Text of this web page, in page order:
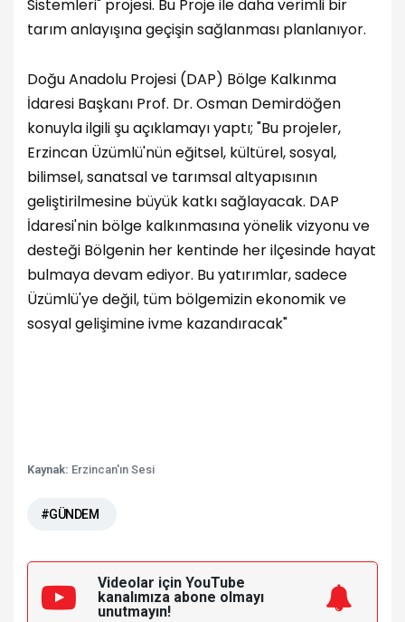
Sistemleri" projesi. Bu Proje ile daha verimli bir
tarım anlayışına geçişin sağlanması planlanıyor.
Doğu Anadolu Projesi (DAP) Bölge Kalkınma
İdaresi Başkanı Prof. Dr. Osman Demirdöğen
konuyla ilgili şu açıklamayı yaptı; "Bu projeler,
Erzincan Üzümlü'nün eğitsel, kültürel, sosyal,
bilimsel, sanatsal ve tarımsal altyapısının
geliştirilmesine büyük katkı sağlayacak. DAP
İdaresi'nin bölge kalkınmasına yönelik vizyonu ve
desteği Bölgenin her kentinde her ilçesinde hayat
bulmaya devam ediyor. Bu yatırımlar, sadece
Üzümlü'ye değil, tüm bölgemizin ekonomik ve
sosyal gelişimine ivme kazandıracak"
Kaynak: Erzincan'ın Sesi
#GÜNDEM
Videolar için YouTube
kanalımıza abone olmayı
unutmayın!